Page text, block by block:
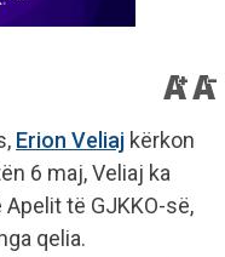
Erion Veliaj kërkon
6 maj, Veliaj ka
të GJKKO-së,
qelia.